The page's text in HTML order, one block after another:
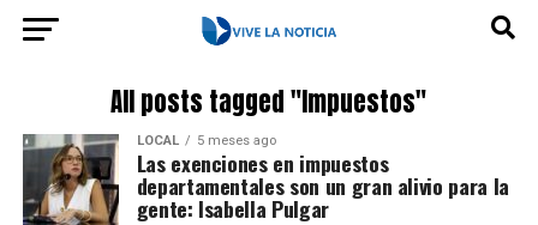
All posts tagged "Impuestos"
LOCAL 5 meses ago
Las exenciones en impuestos
departamentales son un gran alivio para la
gente: Isabella Pulgar